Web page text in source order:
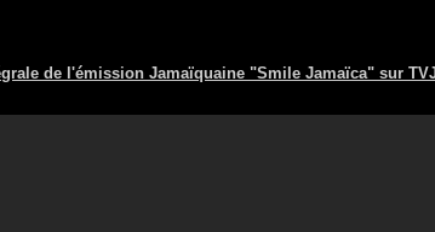
de l'émission Jamaïquaine "Smile Jamaïca" sur